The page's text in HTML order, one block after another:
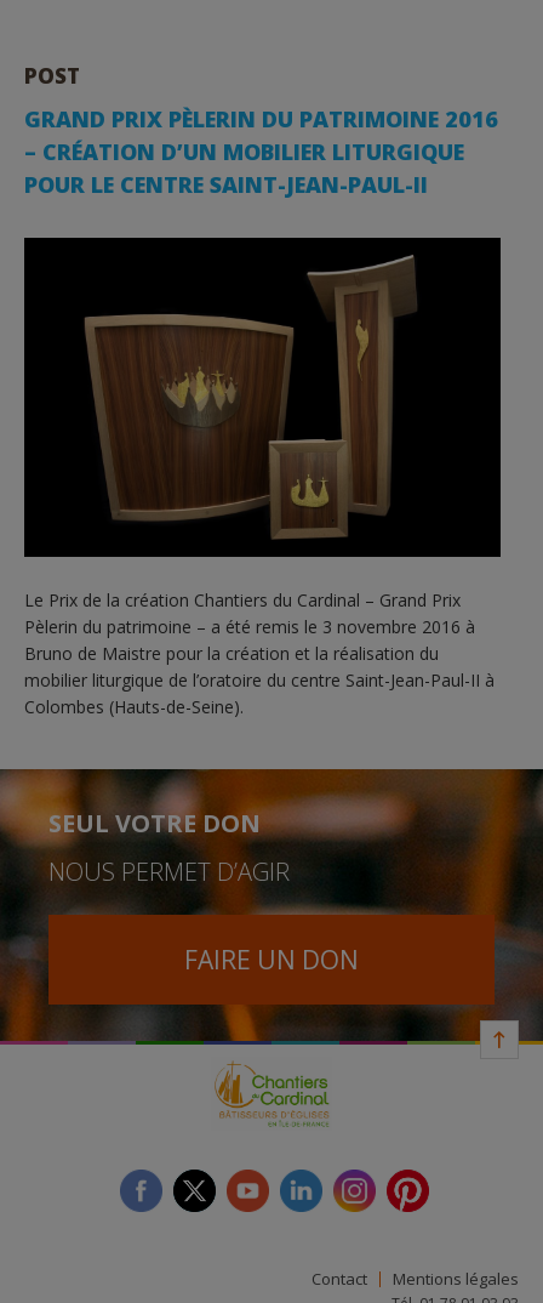
POST
GRAND PRIX PÈLERIN DU PATRIMOINE 2016
– CRÉATION D’UN MOBILIER LITURGIQUE
POUR LE CENTRE SAINT-JEAN-PAUL-II
Le Prix de la création Chantiers du Cardinal – Grand Prix
Pèlerin du patrimoine – a été remis le 3 novembre 2016 à
Bruno de Maistre pour la création et la réalisation du
mobilier liturgique de l’oratoire du centre Saint-Jean-Paul-II à
Colombes (Hauts-de-Seine).
SEUL VOTRE DON
NOUS PERMET D’AGIR
FAIRE UN DON
facebooktwitter youtube linkedin instagram
Contact Mentions légales